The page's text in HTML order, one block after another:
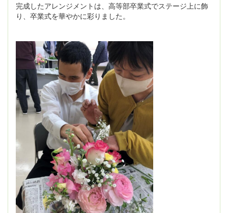
完成したアレンジメントは、高等部卒業式でステージ上に飾
り、卒業式を華やかに彩りました。